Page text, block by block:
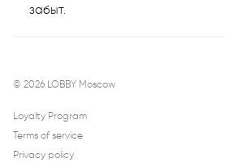
забыт.
© 2026 LOBBY Moscow
Loyalty Program
Terms of service
Privacy policy